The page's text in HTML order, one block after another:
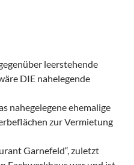
leerstehende
DIE nahelegende
nahegelegene ehemalige
zur Vermietung
Garnefeld“, zuletzt